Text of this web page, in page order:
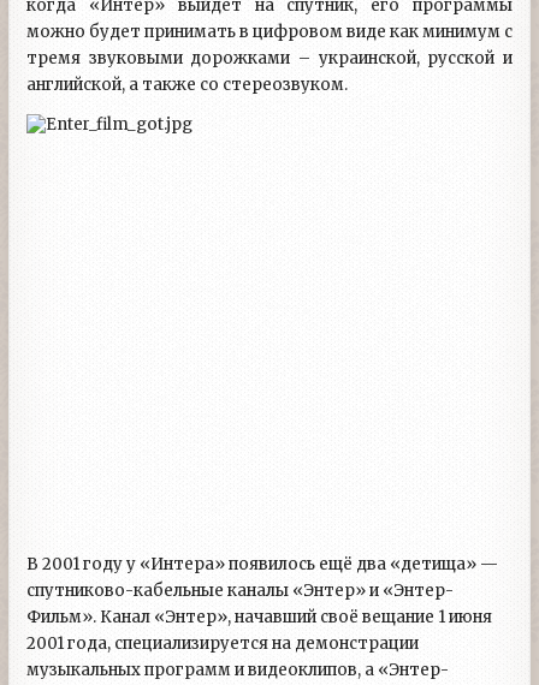
когда «Интер» выйдет на спутник, его программы
можно будет принимать в цифровом виде как минимум с
тремя звуковыми дорожками – украинской, русской и
английской, а также со стереозвуком.
В 2001 году у «Интера» появилось ещё два «детища» —
спутниково-кабельные каналы «Энтер» и «Энтер-
Фильм». Канал «Энтер», начавший своё вещание 1 июня
2001 года, специализируется на демонстрации
музыкальных программ и видеоклипов, а «Энтер-